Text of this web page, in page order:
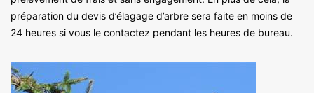
préparation du devis d’élagage d’arbre sera faite en moins de
24 heures si vous le contactez pendant les heures de bureau.